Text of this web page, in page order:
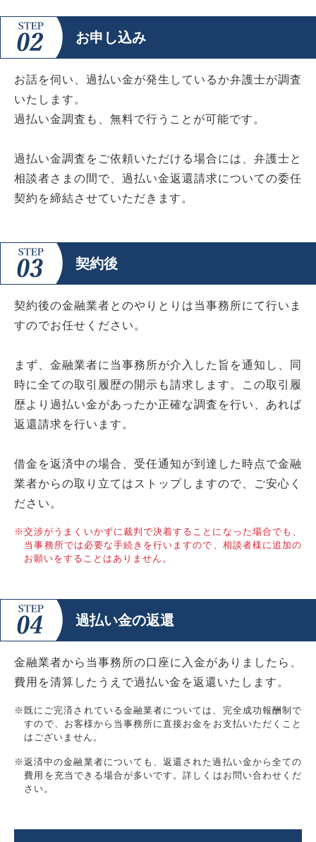
お申し込み
お話を伺い、過払い金が発生しているか弁護士が調査
いたします。
過払い金調査も、無料で行うことが可能です。
過払い金調査をご依頼いただける場合には、弁護士と
相談者さまの間で、過払い金返還請求についての委任
契約を締結させていただきます。
契約後
契約後の金融業者とのやりとりは当事務所にて行いま
すのでお任せください。
まず、金融業者に当事務所が介入した旨を通知し、同
時に全ての取引履歴の開示も請求します。この取引履
歴より過払い金があったか正確な調査を行い、あれば
返還請求を行います。
借金を返済中の場合、受任通知が到達した時点で金融
業者からの取り立てはストップしますので、ご安心く
ださい。
※交渉がうまくいかずに裁判で決着することになった場合でも、
当事務所では必要な手続きを行いますので、相談者様に追加の
お願いをすることはありません。
過払い金の返還
金融業者から当事務所の口座に入金がありましたら、
費用を清算したうえで過払い金を返還いたします。
※既にご完済されている金融業者については、完全成功報酬制で
すので、お客様から当事務所に直接お金をお支払いただくこと
はございません。
※返済中の金融業者についても、返還された過払い金から全ての
費用を充当できる場合が多いです。詳しくはお問い合わせくだ
さい。